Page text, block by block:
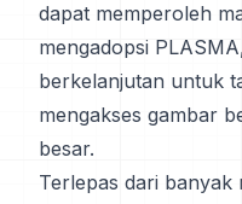
dapat memperoleh
mengadopsi
berkelanjutan untuk
mengakses gambar
besar.
Terlepas dari banyak